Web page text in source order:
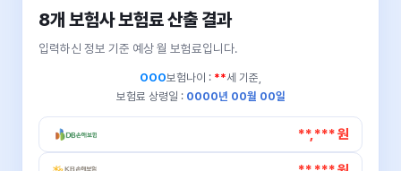
8개 보험사 보험료 산출 결과
입력하신 정보 기준 예상 월 보험료입니다.
OOO보험나이 : **세 기준,
보험료 상령일 : 0000년 00월 00일
**,*** 원